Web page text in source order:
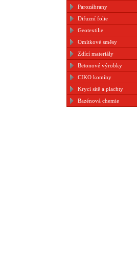
Parozábrany
Difuzní folie
Geotextilie
Omítkové směsy
Zdící materiály
Betonové výrobky
CIKO komíny
Krycí sítě a plachty
Bazénová chemie